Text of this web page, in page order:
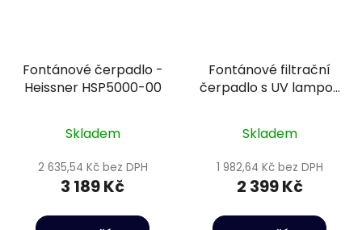
Fontánové čerpadlo -
Heissner HSP5000-00
Skladem
2 635,54 Kč bez DPH
3 189 Kč
Fontánové filtrační
čerpadlo s UV lampou
Skladem
1 982,64 Kč bez DPH
2 399 Kč